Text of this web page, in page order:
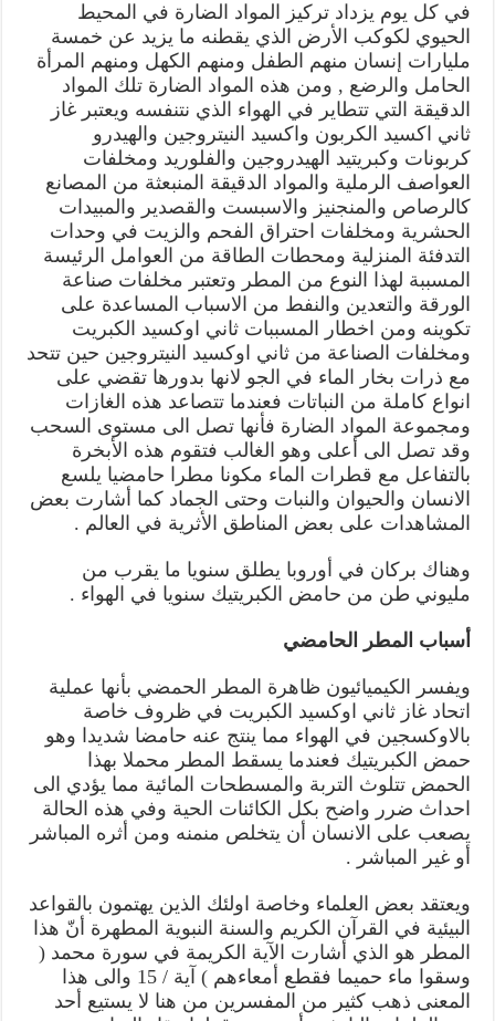
في كل يوم يزداد تركيز المواد الضارة في المحيط
الحيوي لكوكب الأرض الذي يقطنه ما يزيد عن خمسة
مليارات إنسان منهم الطفل ومنهم الكهل ومنهم المرأة
الحامل والرضع , ومن هذه المواد الضارة تلك المواد
الدقيقة التي تتطاير في الهواء الذي نتنفسه ويعتبر غاز
ثاني اكسيد الكربون واكسيد النيتروجين والهيدرو
كربونات وكبريتيد الهيدروجين والفلوريد ومخلفات
العواصف الرملية والمواد الدقيقة المنبعثة من المصانع
كالرصاص والمنجنيز والاسبست والقصدير والمبيدات
الحشرية ومخلفات احتراق الفحم والزيت في وحدات
التدفئة المنزلية ومحطات الطاقة من العوامل الرئيسة
المسببة لهذا النوع من المطر وتعتبر مخلفات صناعة
الورقة والتعدين والنفط من الاسباب المساعدة على
تكوينه ومن اخطار المسببات ثاني اوكسيد الكبريت
ومخلفات الصناعة من ثاني اوكسيد النيتروجين حين تتحد
مع ذرات بخار الماء في الجو لانها بدورها تقضي على
انواع كاملة من النباتات فعندما تتصاعد هذه الغازات
ومجموعة المواد الضارة فأنها تصل الى مستوى السحب
وقد تصل الى أعلى وهو الغالب فتقوم هذه الأبخرة
بالتفاعل مع قطرات الماء مكونا مطرا حامضيا يلسع
الانسان والحيوان والنبات وحتى الجماد كما أشارت بعض
المشاهدات على بعض المناطق الأثرية في العالم .
وهناك بركان في أوروبا يطلق سنويا ما يقرب من
مليوني طن من حامض الكبريتيك سنويا في الهواء .
أسباب المطر الحامضي
ويفسر الكيميائيون ظاهرة المطر الحمضي بأنها عملية
اتحاد غاز ثاني اوكسيد الكبريت في ظروف خاصة
بالاوكسجين في الهواء مما ينتج عنه حامضا شديدا وهو
حمض الكبريتيك فعندما يسقط المطر محملا بهذا
الحمض تتلوث التربة والمسطحات المائية مما يؤدي الى
احداث ضرر واضح بكل الكائنات الحية وفي هذه الحالة
يصعب على الانسان أن يتخلص منمنه ومن أثره المباشر
أو غير المباشر .
ويعتقد بعض العلماء وخاصة اولئك الذين يهتمون بالقواعد
البيئية في القرآن الكريم والسنة النبوية المطهرة أنّ هذا
المطر هو الذي أشارت الآية الكريمة في سورة محمد (
وسقوا ماء حميما فقطع أمعاءهم ) آية / 15 والى هذا
المعنى ذهب كثير من المفسرين من هنا لا يستيع أحد